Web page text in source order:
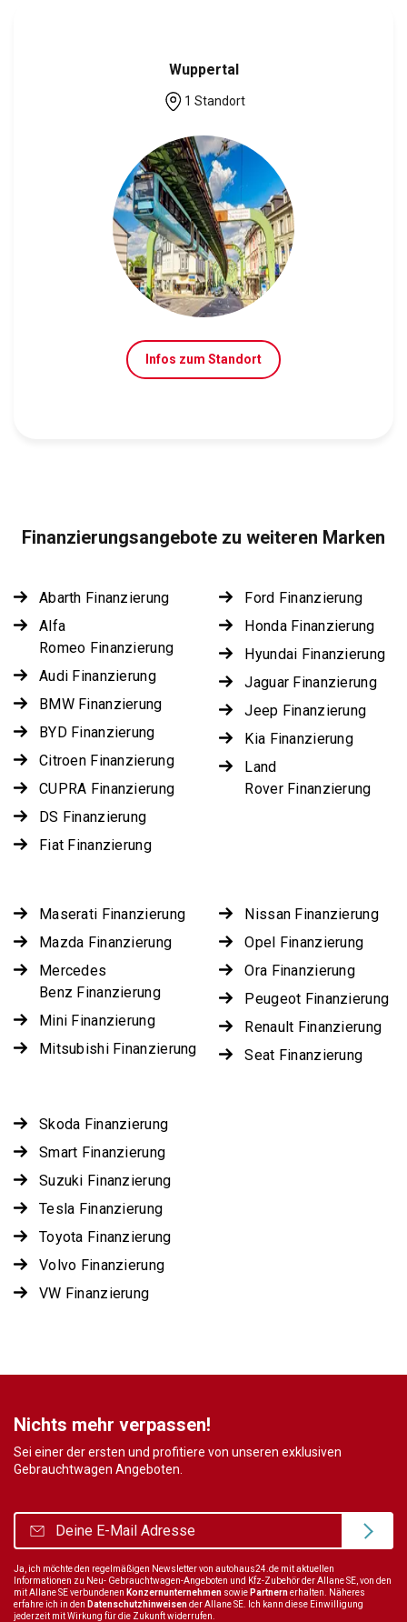
Wuppertal
1 Standort
Infos zum Standort
Finanzierungsangebote zu weiteren Marken
Abarth Finanzierung
Alfa
Romeo Finanzierung
Audi Finanzierung
BMW Finanzierung
BYD Finanzierung
Citroen Finanzierung
CUPRA Finanzierung
DS Finanzierung
Fiat Finanzierung
Ford Finanzierung
Honda Finanzierung
Hyundai Finanzierung
Jaguar Finanzierung
Jeep Finanzierung
Kia Finanzierung
Land
Rover Finanzierung
Maserati Finanzierung
Mazda Finanzierung
Mercedes
Benz Finanzierung
Mini Finanzierung
Mitsubishi Finanzierung
Nissan Finanzierung
Opel Finanzierung
Ora Finanzierung
Peugeot Finanzierung
Renault Finanzierung
Seat Finanzierung
Skoda Finanzierung
Smart Finanzierung
Suzuki Finanzierung
Tesla Finanzierung
Toyota Finanzierung
Volvo Finanzierung
VW Finanzierung
Nichts mehr verpassen!
Sei einer der ersten und profitiere von unseren exklusiven
Gebrauchtwagen Angeboten.
Ja, ich möchte den regelmäßigen Newsletter von autohaus24.de mit aktuellen
Informationen zu Neu- Gebrauchtwagen-Angeboten und Kfz-Zubehör der Allane SE, von den
mit Allane SE verbundenen Konzernunternehmen sowie Partnernerhalten. Näheres
erfahre ich in den Datenschutzhinweisender Allane SE. Ich kann diese Einwilligung
jederzeit mit Wirkung für die Zukunft widerrufen.